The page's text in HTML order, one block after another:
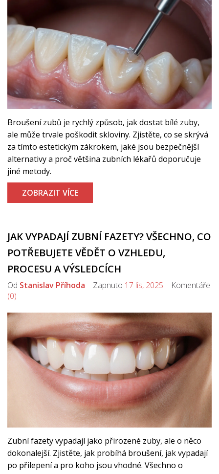
Broušení zubů je rychlý způsob, jak dostat bílé zuby,
ale může trvale poškodit skloviny. Zjistěte, co se skrývá
za tímto estetickým zákrokem, jaké jsou bezpečnější
alternativy a proč většina zubních lékařů doporučuje
jiné metody.
ZOBRAZIT VÍCE
JAK VYPADAJÍ ZUBNÍ FAZETY? VŠECHNO, CO
POTŘEBUJETE VĚDĚT O VZHLEDU,
PROCESU A VÝSLEDCÍCH
Od Stanislav Příhoda Zapnuto 17 lis, 2025 Komentáře
(0)
Zubní fazety vypadají jako přirozené zuby, ale o něco
dokonalejší. Zjistěte, jak probíhá broušení, jak vypadají
po přilepení a pro koho jsou vhodné. Všechno o